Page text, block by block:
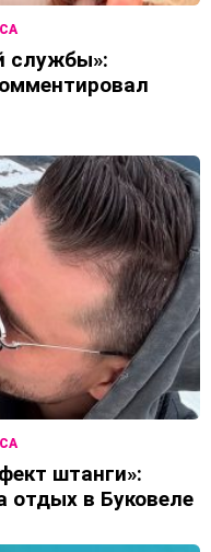
службы»:
штанги»:
отдых в Буковеле